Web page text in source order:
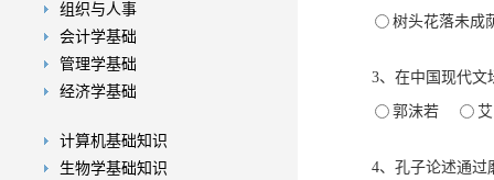
组织与人事
会计学基础
管理学基础
经济学基础
计算机基础知识
生物学基础知识
树头花落未成
3、在中国现代文
郭沫若
4、孔子论述通过